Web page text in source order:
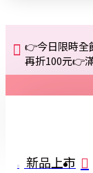
👉今日限時全
再折100元👉
新品上市